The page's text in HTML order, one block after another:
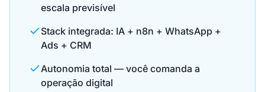
escala previsível
Stack integrada: IA + n8n + WhatsApp +
Ads + CRM
Autonomia total — você comanda a
operação digital